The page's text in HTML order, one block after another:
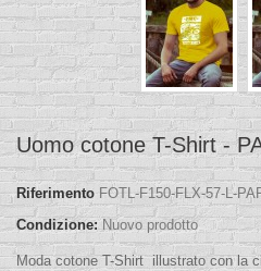
Uomo cotone T-Shirt -
Riferimento FOTL-F150-FLX-57-L-
Condizione: Nuovo prodotto
Moda cotone T-Shirt illustrato con la